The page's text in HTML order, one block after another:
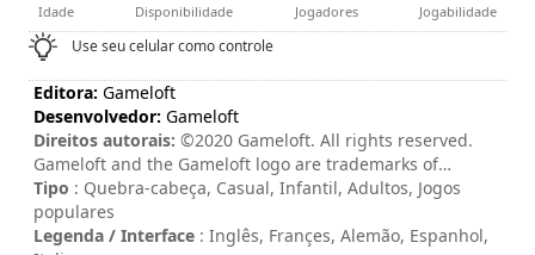
Idade Disponibilidade Jogadores Jogabilidade
Use seu celular como controle
Editora: Gameloft
Desenvolvedor: Gameloft
Direitos autorais: ©2020 Gameloft. All rights reserved.
Gameloft and the Gameloft logo are trademarks of
Gameloft in the U.S. and/or other countries. All other
trademarks are the property of their respective owners.
Tipo : Quebra-cabeça, Casual, Infantil, Adultos, Jogos
populares
Legenda / Interface : Inglês, Françes, Alemão, Espanhol,